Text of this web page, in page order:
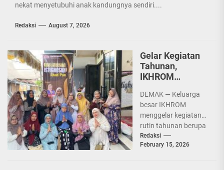
nekat menyetubuhi anak kandungnya sendiri....
Redaksi August 7, 2026
Gelar Kegiatan
Tahunan,
IKHROM
AKSI Indosiar
2025
DEMAK — Keluarga
besar IKHROM
menggelar kegiatan
rutin tahunan berupa
ziarah dan kirim do'a
ke makam almarhum
Redaksi
February 15, 2026